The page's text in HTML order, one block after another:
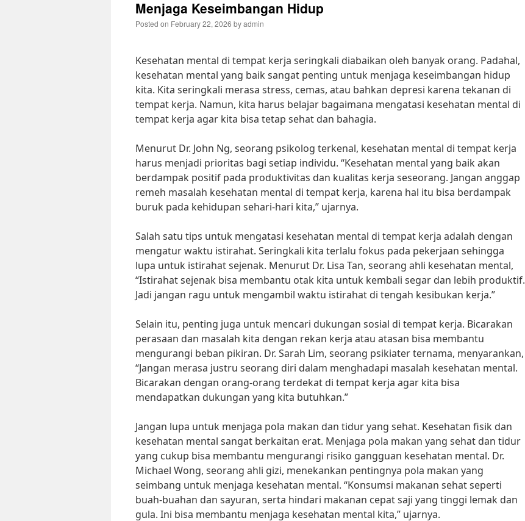
Menjaga Keseimbangan Hidup
Posted on February 22, 2026 byadmin
Kesehatan mental di tempat kerja seringkali diabaikan oleh banyak orang. Padahal,
kesehatan mental yang baik sangat penting untuk menjaga keseimbangan hidup
kita. Kita seringkali merasa stress, cemas, atau bahkan depresi karena tekanan di
tempat kerja. Namun, kita harus belajar bagaimana mengatasi kesehatan mental di
tempat kerja agar kita bisa tetap sehat dan bahagia.
Menurut Dr. John Ng, seorang psikolog terkenal, kesehatan mental di tempat kerja
harus menjadi prioritas bagi setiap individu. “Kesehatan mental yang baik akan
berdampak positif pada produktivitas dan kualitas kerja seseorang. Jangan anggap
remeh masalah kesehatan mental di tempat kerja, karena hal itu bisa berdampak
buruk pada kehidupan sehari-hari kita,” ujarnya.
Salah satu tips untuk mengatasi kesehatan mental di tempat kerja adalah dengan
mengatur waktu istirahat. Seringkali kita terlalu fokus pada pekerjaan sehingga
lupa untuk istirahat sejenak. Menurut Dr. Lisa Tan, seorang ahli kesehatan mental,
“Istirahat sejenak bisa membantu otak kita untuk kembali segar dan lebih produktif.
Jadi jangan ragu untuk mengambil waktu istirahat di tengah kesibukan kerja.”
Selain itu, penting juga untuk mencari dukungan sosial di tempat kerja. Bicarakan
perasaan dan masalah kita dengan rekan kerja atau atasan bisa membantu
mengurangi beban pikiran. Dr. Sarah Lim, seorang psikiater ternama, menyarankan,
“Jangan merasa justru seorang diri dalam menghadapi masalah kesehatan mental.
Bicarakan dengan orang-orang terdekat di tempat kerja agar kita bisa
mendapatkan dukungan yang kita butuhkan.”
Jangan lupa untuk menjaga pola makan dan tidur yang sehat. Kesehatan fisik dan
kesehatan mental sangat berkaitan erat. Menjaga pola makan yang sehat dan tidur
yang cukup bisa membantu mengurangi risiko gangguan kesehatan mental. Dr.
Michael Wong, seorang ahli gizi, menekankan pentingnya pola makan yang
seimbang untuk menjaga kesehatan mental. “Konsumsi makanan sehat seperti
buah-buahan dan sayuran, serta hindari makanan cepat saji yang tinggi lemak dan
gula. Ini bisa membantu menjaga kesehatan mental kita,” ujarnya.